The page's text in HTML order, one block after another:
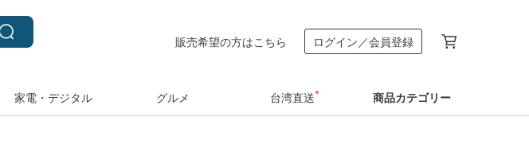
販売希望の方はこちら ログイン／会員登録
家電・デジタル グルメ 台湾直送 商品カテゴリー